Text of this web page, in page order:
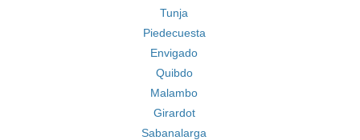
Tunja
Piedecuesta
Envigado
Quibdo
Malambo
Girardot
Sabanalarga